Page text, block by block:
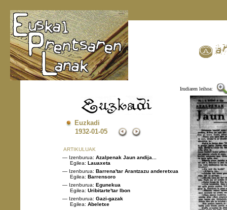
Irudiaren leihoa:
Euzkadi
1932-01-05
ARTIKULUAK
— Izenburua: Azalpenak Jaun andija...
Egilea: Lauaxeta
— Izenburua: Barrena'tar Arantzazu anderetxua
Egilea: Barrensoro
— Izenburua: Egunekua
Egilea: Uribitarte'tar Ibon
— Izenburua: Gazi-gazak
Egilea: Abeletxe